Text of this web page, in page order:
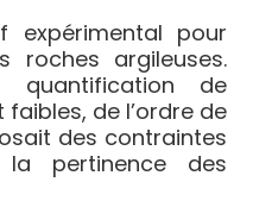
expérimental pour
roches argileuses.
quantification de
de l’ordre de
des contraintes
pertinence des